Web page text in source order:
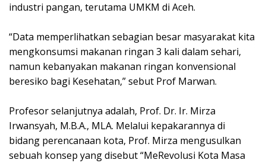
industri pangan, terutama UMKM di Aceh.
“Data memperlihatkan sebagian besar masyarakat kita
mengkonsumsi makanan ringan 3 kali dalam sehari,
namun kebanyakan makanan ringan konvensional
beresiko bagi Kesehatan,” sebut Prof Marwan.
Profesor selanjutnya adalah, Prof. Dr. Ir. Mirza
Irwansyah, M.B.A., MLA. Melalui kepakarannya di
bidang perencanaan kota, Prof. Mirza mengusulkan
sebuah konsep yang disebut “MeRevolusi Kota Masa